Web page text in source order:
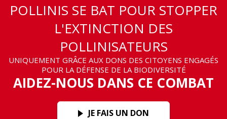
POLLINIS SE BAT POUR STOPPER
L'EXTINCTION DES
POLLINISATEURS
UNIQUEMENT GRÂCE AUX DONS DES CITOYENS ENGAGÉS
POUR LA DÉFENSE DE LA BIODIVERSITÉ
AIDEZ-NOUS DANS CE COMBAT
JE FAIS UN DON